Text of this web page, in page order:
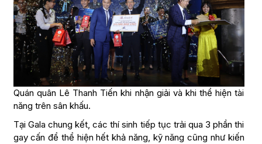
Quán quân Lê Thanh Tiến khi nhận giải và khi thể hiện tài
năng trên sân khấu.
Tại Gala chung kết, các thí sinh tiếp tục trải qua 3 phần thi
gay cấn để thể hiện hết khả năng, kỹ năng cũng như kiến